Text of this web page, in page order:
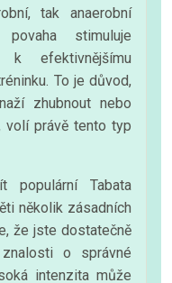
tak anaerobní
stimuluje
efektivnějšímu
To je důvod,
zhubnout nebo
právě tento typ
populární Tabata
několik zásadních
že jste dostatečně
o správné
intenzita může